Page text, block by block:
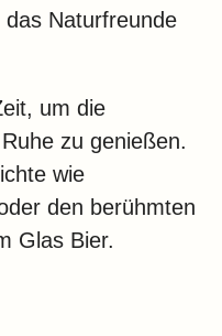
das Naturfreunde
um die
zu genießen.
wie
den berühmten
Glas Bier.